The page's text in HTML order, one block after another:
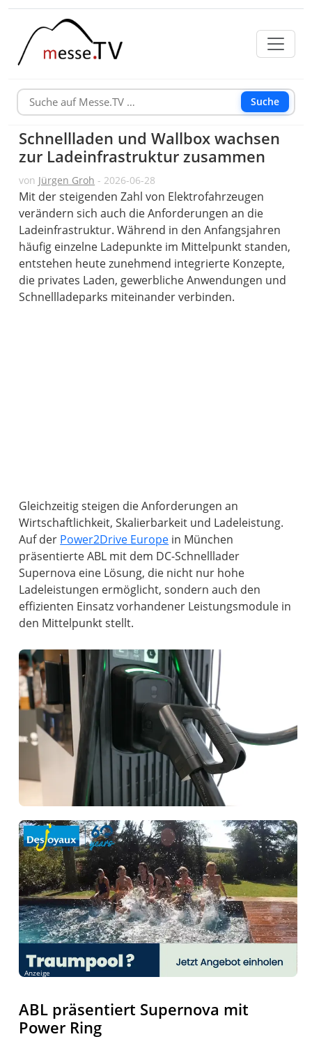
Suche
Schnellladen und Wallbox wachsen
zur Ladeinfrastruktur zusammen
von Jürgen Groh - 2026-06-28
Mit der steigenden Zahl von Elektrofahrzeugen
verändern sich auch die Anforderungen an die
Ladeinfrastruktur. Während in den Anfangsjahren
häufig einzelne Ladepunkte im Mittelpunkt standen,
entstehen heute zunehmend integrierte Konzepte,
die privates Laden, gewerbliche Anwendungen und
Schnellladeparks miteinander verbinden.
Gleichzeitig steigen die Anforderungen an
Wirtschaftlichkeit, Skalierbarkeit und Ladeleistung.
Auf der Power2Drive Europe in München
präsentierte ABL mit dem DC-Schnelllader
Supernova eine Lösung, die nicht nur hohe
Ladeleistungen ermöglicht, sondern auch den
effizienten Einsatz vorhandener Leistungsmodule in
den Mittelpunkt stellt.
Anzeige
ABL präsentiert Supernova mit
Power Ring